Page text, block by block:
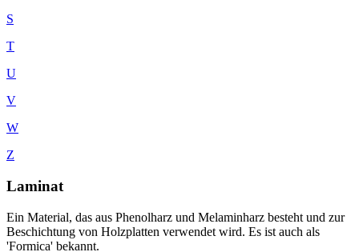
S
T
U
V
W
Z
Laminat
Ein Material, das aus Phenolharz und Melaminharz besteht und zur
Beschichtung von Holzplatten verwendet wird. Es ist auch als
'Formica' bekannt.